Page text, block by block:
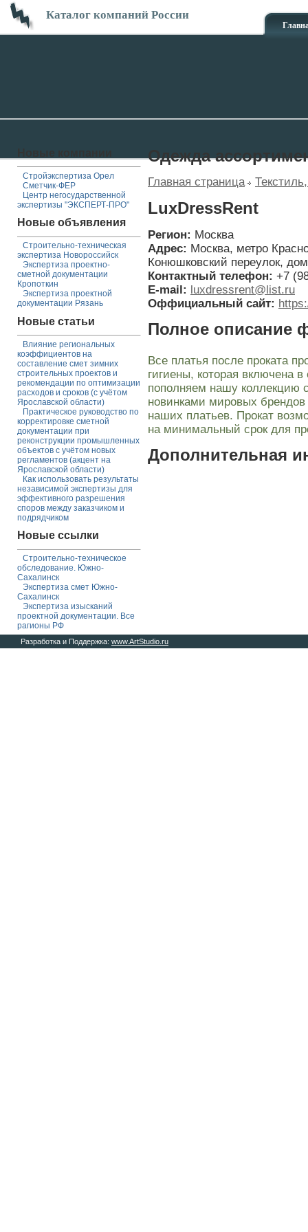
Каталог компаний России
Стройэкспертиза Орел
Сметчик-ФЕР
Центр негосударственной
экспертизы "ЭКСПЕРТ-ПРО"
Новые объявления
Строительно-техническая
экспертиза Новороссийск
Экспертиза проектно-
сметной документации
Кропоткин
Экспертиза проектной
документации Рязань
Новые статьи
Влияние региональных
коэффициентов на
составление смет зимних
строительных проектов и
рекомендации по оптимизации
расходов и сроков (с учётом
Ярославской области)
Практическое руководство по
корректировке сметной
документации при
реконструкции промышленных
объектов с учётом новых
регламентов (акцент на
Ярославской области)
Как использовать результаты
независимой экспертизы для
эффективного разрешения
споров между заказчиком и
подрядчиком
Новые ссылки
Строительно-техническое
обследование. Южно-
Сахалинск
Экспертиза смет Южно-
Сахалинск
Экспертиза изысканий
проектной документации. Все
рагионы РФ
Одежда
Главная страница
LuxDressRent
Регион: Москва
Адрес: Москва, метро
Конюшковский переулок,
Контактный телефон: +7
E-mail: luxdressrent@list.ru
Оффициальный сайт:
Полное описание
Все платья после проката
гигиены, которая включена
пополняем нашу
новинками мировых
наших платьев. Прокат
на минимальный срок для
Дополнительная
Разработка и Поддержка: www.ArtStudio.ru